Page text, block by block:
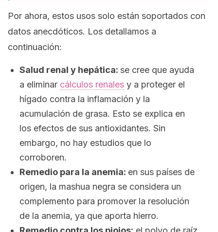
Por ahora, estos usos solo están soportados con
datos anecdóticos. Los detallamos a
continuación:
Salud renal y hepática: se cree que ayuda
a eliminar cálculos renales y a proteger el
hígado contra la inflamación y la
acumulación de grasa. Esto se explica en
los efectos de sus antioxidantes. Sin
embargo, no hay estudios que lo
corroboren.
Remedio para la anemia: en sus países de
origen, la mashua negra se considera un
complemento para promover la resolución
de la anemia, ya que aporta hierro.